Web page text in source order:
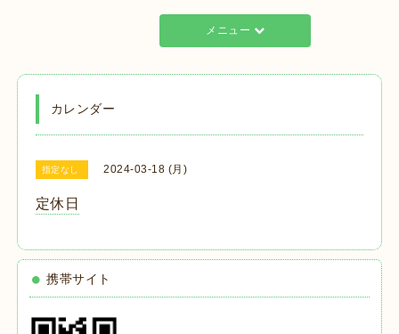
メニュー
カレンダー
指定なし 2024-03-18 (月)
定休日
携帯サイト